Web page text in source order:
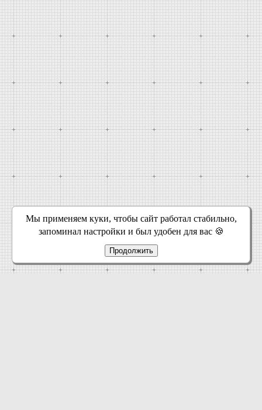
Мы применяем куки, чтобы сайт работал стабильно,
запоминал настройки и был удобен для вас 🍪
Продолжить